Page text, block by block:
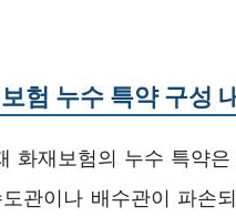
험 누수 특약 구성
화재보험의 누수 특약
관이나 배수관이 파손